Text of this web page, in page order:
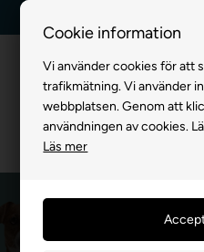
Cookie information
Vi använder cookies för att
trafikmätning. Vi använder
webbplatsen. Genom att
användningen av cookies.
Läs mer
Aqua
Framsida»MÄRKEVARA»Aqua